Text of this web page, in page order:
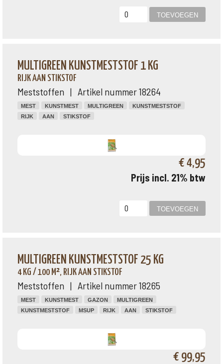
MULTIGREEN KUNSTMESTSTOF 1 KG
RIJK AAN STIKSTOF
Meststoffen | Artikel nummer 18264
MEST KUNSTMEST MULTIGREEN
KUNSTMESTSTOF
RIJK
AAN STIKSTOF
€ 4,95
Prijs incl. 21% btw
MULTIGREEN KUNSTMESTSTOF 25 KG
4 KG / 100 M², RIJK AAN STIKSTOF
Meststoffen | Artikel nummer 18265
MEST KUNSTMEST GAZON
MULTIGREEN
KUNSTMESTSTOF
MSUP RIJK AAN STIKSTOF
€ 99,95